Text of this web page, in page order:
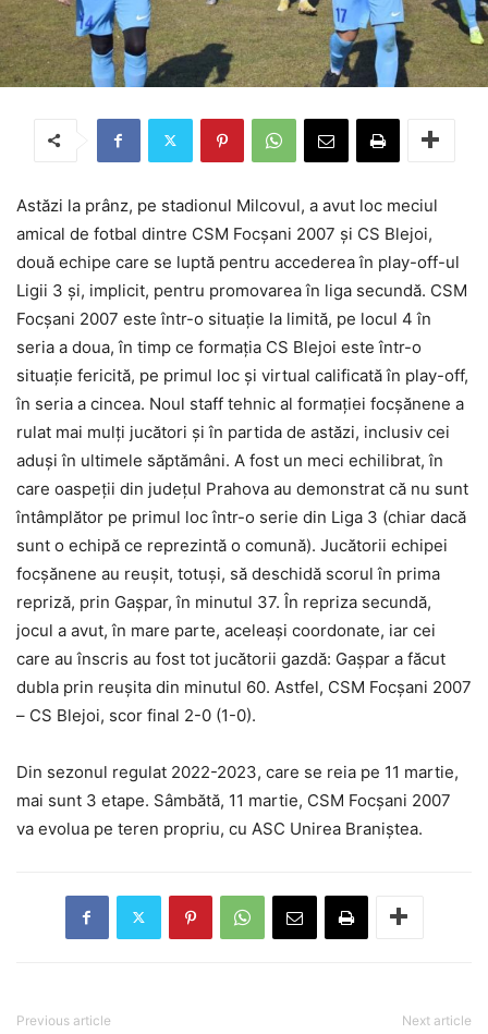
Astăzi la prânz, pe stadionul Milcovul, a avut loc meciul
amical de fotbal dintre CSM Focșani 2007 și CS Blejoi,
două echipe care se luptă pentru accederea în play-off-ul
Ligii 3 și, implicit, pentru promovarea în liga secundă. CSM
Focșani 2007 este într-o situație la limită, pe locul 4 în
seria a doua, în timp ce formația CS Blejoi este într-o
situație fericită, pe primul loc și virtual calificată în play-off,
în seria a cincea. Noul staff tehnic al formației focșănene a
rulat mai mulți jucători și în partida de astăzi, inclusiv cei
aduși în ultimele săptămâni. A fost un meci echilibrat, în
care oaspeții din județul Prahova au demonstrat că nu sunt
întâmplător pe primul loc într-o serie din Liga 3 (chiar dacă
sunt o echipă ce reprezintă o comună). Jucătorii echipei
focșănene au reușit, totuși, să deschidă scorul în prima
repriză, prin Gașpar, în minutul 37. În repriza secundă,
jocul a avut, în mare parte, aceleași coordonate, iar cei
care au înscris au fost tot jucătorii gazdă: Gașpar a făcut
dubla prin reușita din minutul 60. Astfel, CSM Focșani 2007
– CS Blejoi, scor final 2-0 (1-0).
Din sezonul regulat 2022-2023, care se reia pe 11 martie,
mai sunt 3 etape. Sâmbătă, 11 martie, CSM Focșani 2007
va evolua pe teren propriu, cu ASC Unirea Braniștea.
Previous article Next article